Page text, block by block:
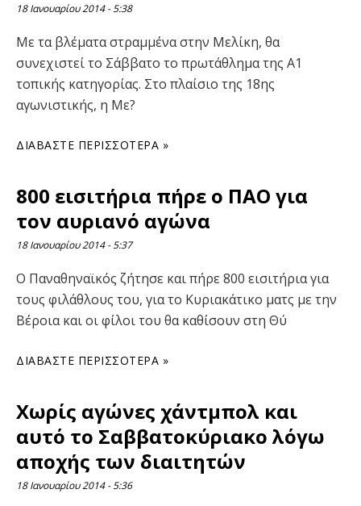
18 Ιανουαρίου 2014 5:38
Με τα βλέματα στραμμένα στην Μελίκη, θα
συνεχιστεί το Σάββατο το πρωτάθλημα της Α1
τοπικής κατηγορίας. Στο πλαίσιο της 18ης
αγωνιστικής, η Με?
ΔΙΑΒΆΣΤΕ ΠΕΡΙΣΣΌΤΕΡΑ »
800 εισιτήρια πήρε ο ΠΑΟ για
τον αυριανό αγώνα
18 Ιανουαρίου 2014 5:37
Ο Παναθηναϊκός ζήτησε και πήρε 800 εισιτήρια για
τους φιλάθλους του, για το Κυριακάτικο ματς με την
Βέροια και οι φίλοι του θα καθίσουν στη Θύ
ΔΙΑΒΆΣΤΕ ΠΕΡΙΣΣΌΤΕΡΑ »
Χωρίς αγώνες χάντμπολ και
αυτό το Σαββατοκύριακο λόγω
αποχής των διαιτητών
18 Ιανουαρίου 2014 5:36